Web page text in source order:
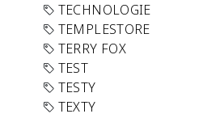
TECHNOLOGIE
TEMPLESTORE
TERRY FOX
TEST
TESTY
TEXTY